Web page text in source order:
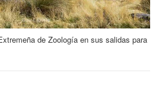
de Zoología en sus salidas para